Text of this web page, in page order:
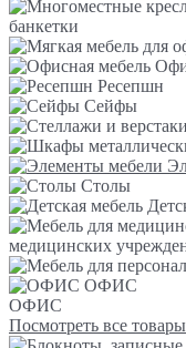
банкетки
Ресепшн
Сейфы
Столы
медицинских
ОФИС
ОФИС
Посмотреть все товары